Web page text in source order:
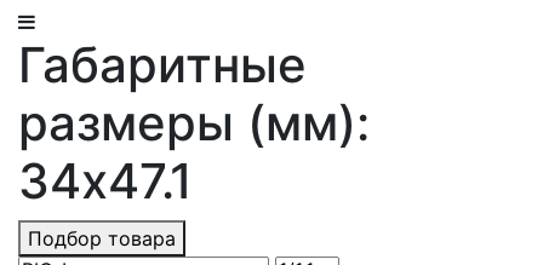
Габаритные
размеры (мм):
34x47.1
Подбор товара